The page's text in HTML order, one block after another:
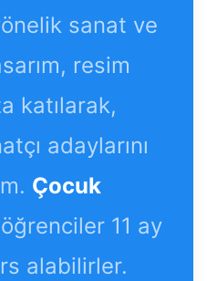
sanat ve
resim
katılarak,
adaylarını
Çocuk
öğrenciler 11 ay
alabilirler.